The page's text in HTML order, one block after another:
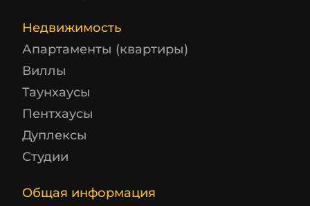
Недвижимость
Апартаменты (квартиры)
Виллы
Таунхаусы
Пентхаусы
Дуплексы
Студии
Общая информация